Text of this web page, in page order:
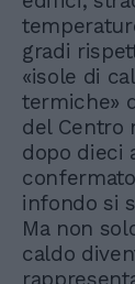
gradi
«isole di
termiche»
del Centro
dopo dieci
infondo si
Ma non
caldo